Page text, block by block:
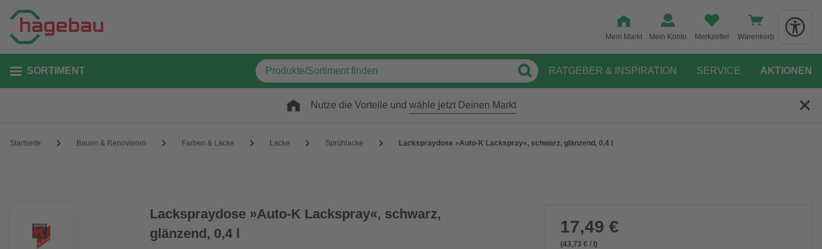
Mein Markt Mein Konto Merkzettel Warenkorb
SORTIMENT RATGEBER & INSPIRATION SERVICE AKTIONEN
Nutze die Vorteile und wähle jetzt Deinen Markt
Startseite Bauen & Renovieren Farben & Lacke Lacke Sprühlacke Lackspraydose »Auto-K Lackspray«, schwarz, glänzend, 0,4 l
Lackspraydose »Auto-K Lackspray«, schwarz,
glänzend, 0,4 l
17,49 €
(43,73 € / l)